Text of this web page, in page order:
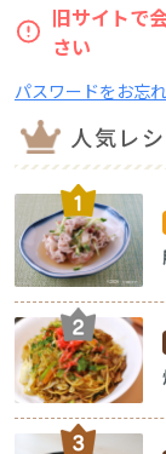
旧サイトで
さい
パスワードをお忘
人気レ